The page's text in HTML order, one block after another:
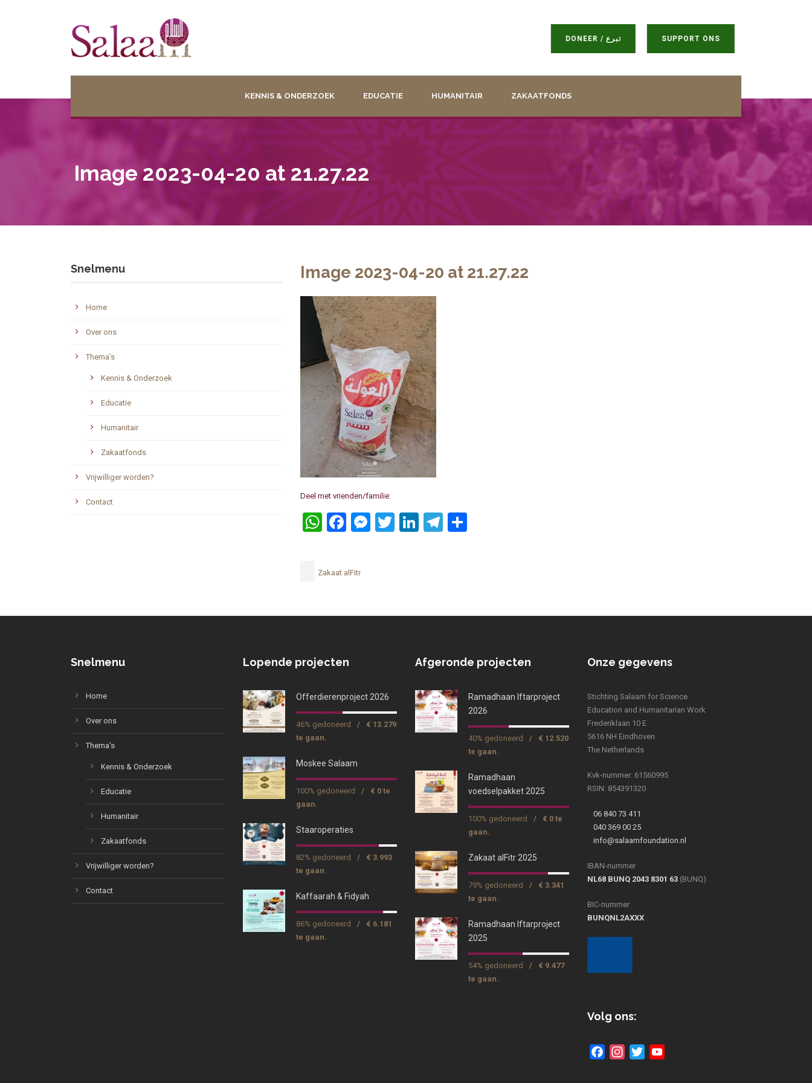
DONEER / تبرع SUPPORT ONS
KENNIS & ONDERZOEK EDUCATIE HUMANITAIR ZAKAATFONDS
Image 2023-04-20 at 21.27.22
Image 2023-04-20 at 21.27.22
Deel met vrienden/familie:
WhatsApp
Facebook
Messenger
Twitter
LinkedIn
Telegram
Zakaat alFitr
Snelmenu
Home
Over ons
Thema’s
Kennis & Onderzoek
Educatie
Humanitair
Zakaatfonds
Vrijwilliger worden?
Contact
Snelmenu
Home
Over ons
Thema’s
Kennis & Onderzoek
Educatie
Humanitair
Zakaatfonds
Vrijwilliger worden?
Contact
Lopende projecten
Offerdierenproject 2026
46% gedoneerd /
€ 13.279
te gaan.
Moskee Salaam
100% gedoneerd /
€ 0 te
gaan.
Staaroperaties
82% gedoneerd /
€ 3.993
te gaan.
Kaffaarah & Fidyah
86% gedoneerd /
€ 6.181
te gaan.
Afgeronde projecten
Ramadhaan Iftarproject
2026
40% gedoneerd /
€ 12.520
te gaan.
Ramadhaan
voedselpakket 2025
100% gedoneerd /
€ 0 te
gaan.
Zakaat alFitr 2025
79% gedoneerd /
€ 3.341
te gaan.
Ramadhaan Iftarproject
2025
54% gedoneerd /
€ 9.477
te gaan.
Onze gegevens
Stichting Salaam for Science
Education and Humanitarian Work
Frederiklaan 10 E
5616 NH Eindhoven
The Netherlands
Kvk-nummer: 61560995
RSIN: 854391320
06 840 73 411
040 369 00 25
info@salaamfoundation.nl
IBAN-nummer
NL68 BUNQ 2043 8301 63 (BUNQ)
BIC-nummer
BUNQNL2AXXX
Volg ons:
FacebookInstagram
Twitter